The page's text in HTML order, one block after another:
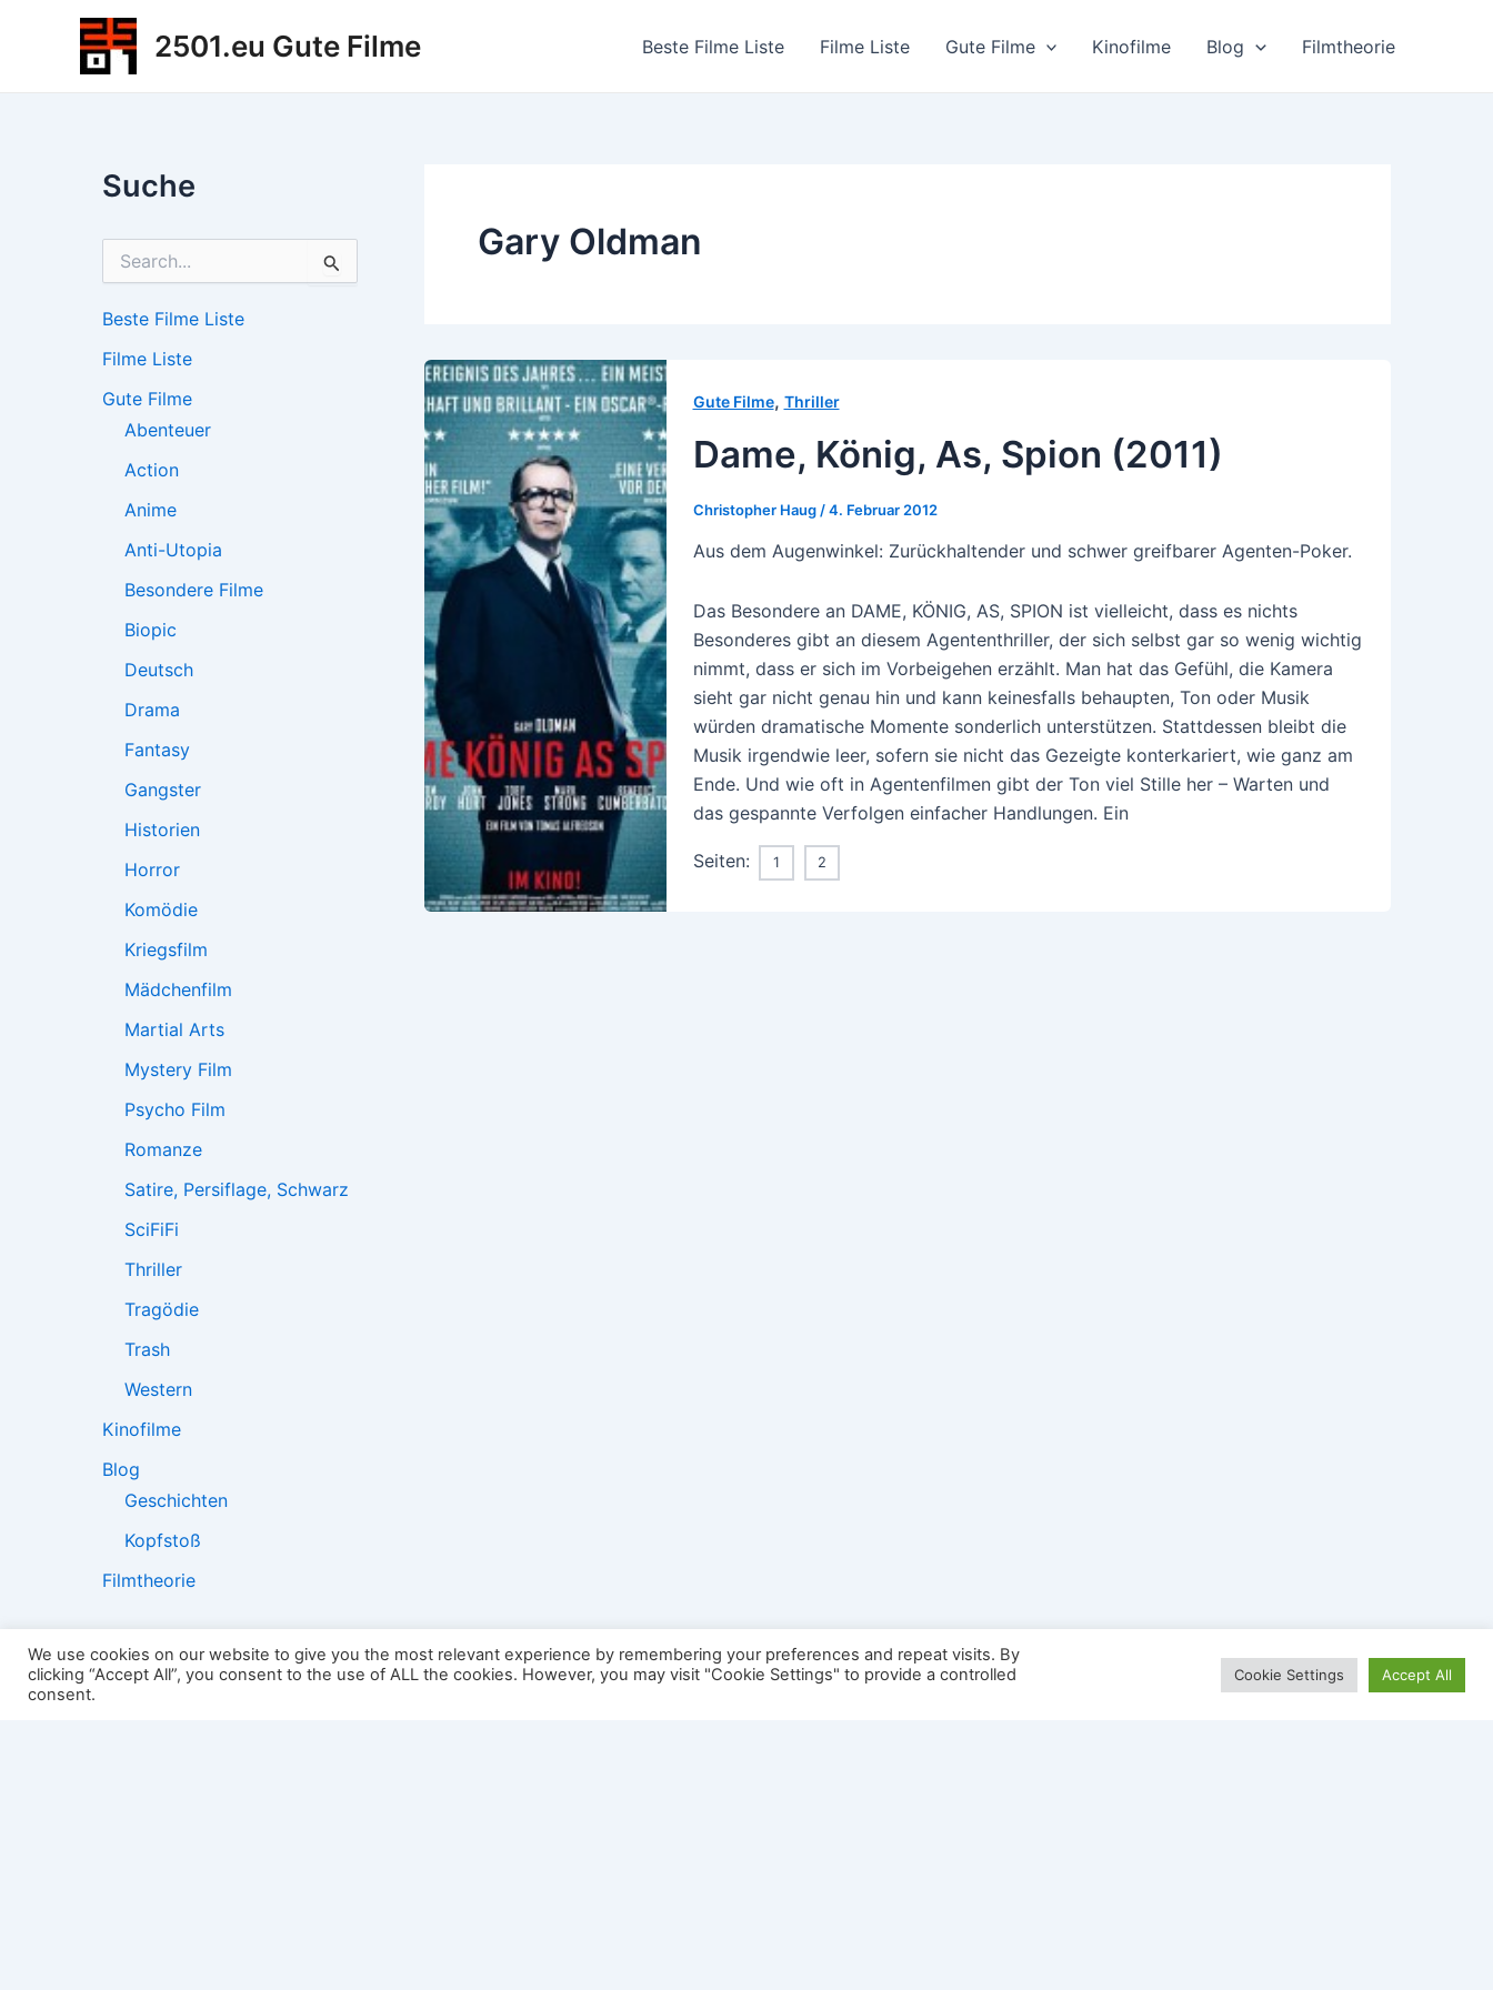
2501.eu Gute Filme Beste Filme Liste Filme Liste Gute Filme Kinofilme Blog Filmtheorie
Suche
h
n
a
Beste Filme Liste
Filme Liste
Gute Filme
Abenteuer
Action
Anime
Anti-Utopia
Besondere Filme
Biopic
Deutsch
Drama
Fantasy
Gangster
Historien
Horror
Komödie
Kriegsfilm
Mädchenfilm
Martial Arts
Mystery Film
Psycho Film
Romanze
Satire, Persiflage, Schwarz
SciFiFi
Thriller
Tragödie
Trash
Western
Kinofilme
Blog
Geschichten
Kopfstoß
Filmtheorie
Gary Oldman
Gute Filme, Thriller
Dame, König, As, Spion (2011)
Christopher Haug /4. Februar 2012
Aus dem Augenwinkel: Zurückhaltender und schwer greifbarer Agenten-Poker.
Das Besondere an DAME, KÖNIG, AS, SPION ist vielleicht, dass es nichts
Besonderes gibt an diesem Agententhriller, der sich selbst gar so wenig wichtig
nimmt, dass er sich im Vorbeigehen erzählt. Man hat das Gefühl, die Kamera
sieht gar nicht genau hin und kann keinesfalls behaupten, Ton oder Musik
würden dramatische Momente sonderlich unterstützen. Stattdessen bleibt die
Musik irgendwie leer, sofern sie nicht das Gezeigte konterkariert, wie ganz am
Ende. Und wie oft in Agentenfilmen gibt der Ton viel Stille her – Warten und
das gespannte Verfolgen einfacher Handlungen. Ein
Seiten: 1 2
2501:
We use cookies on our website to give you the most relevant experience by remembering your preferences and repeat visits. By
clicking “Accept All”, you consent to the use of ALL the cookies. However, you may visit "Cookie Settings" to provide a controlled
consent.
Cookie Settings Accept All